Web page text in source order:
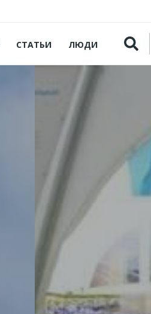
СТАТЬИ ЛЮДИ